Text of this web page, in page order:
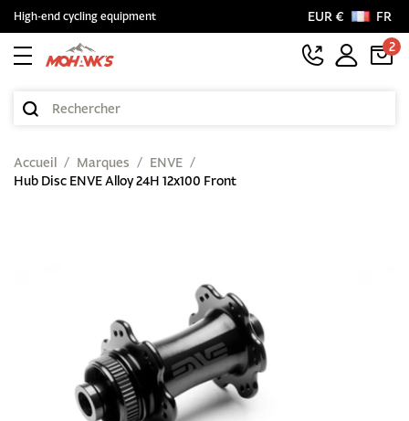
High-end cycling equipment EUR €
FR
2
Accueil Marques
ENVE
Hub Disc ENVE Alloy 24H 12x100 Front